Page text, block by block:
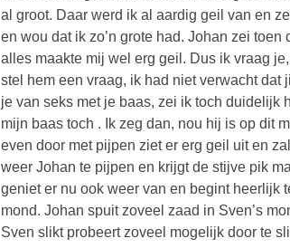
al groot. Daar werd ik al aardig geil van en
en wou dat ik zo’n grote had. Johan zei
alles maakte mij wel erg geil. Dus ik vraag
stel hem een vraag, ik had niet verwacht
je van seks met je baas, zei ik toch duidelijk
mijn baas toch . Ik zeg dan, nou hij is op dit
even door met pijpen ziet er erg geil uit en
weer Johan te pijpen en krijgt de stijve pik
geniet er nu ook weer van en begint heerlijk
mond. Johan spuit zoveel zaad in Sven’s
Sven slikt probeert zoveel mogelijk door te